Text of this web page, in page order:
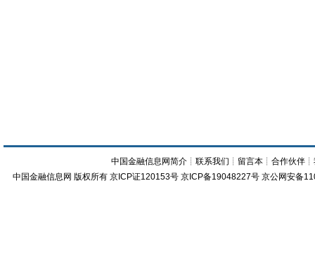
中国金融信息网简介 ┊联系我们 ┊ 留言本 ┊合作伙伴 ┊
中国金融信息网 版权所有 京ICP证120153号 京ICP备19048227号 京公网安备